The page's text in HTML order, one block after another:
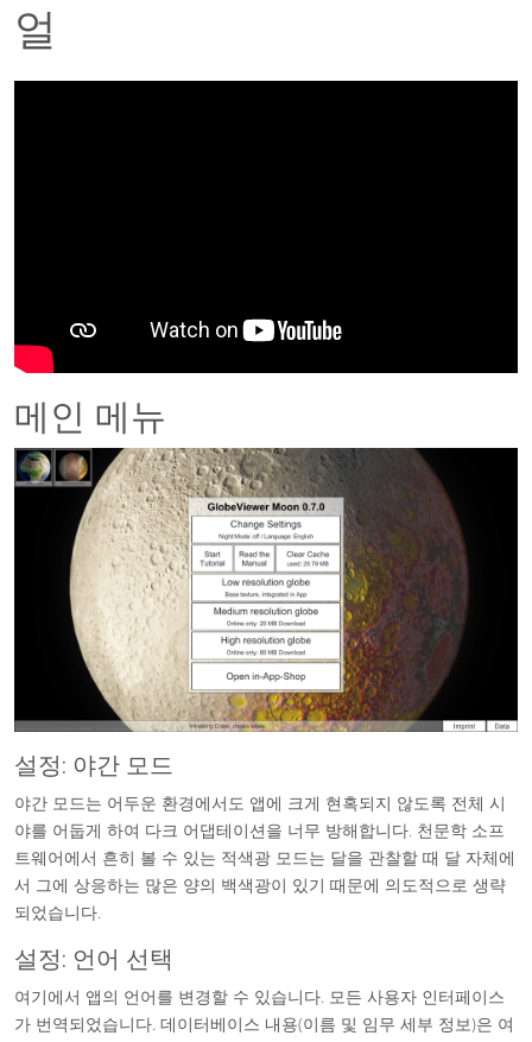
얼
메인 메뉴
설정: 야간 모드
야간 모드는 어두운 환경에서도 앱에 크게 현혹되지 않도록 전체 시
야를 어둡게 하여 다크 어댑테이션을 너무 방해합니다. 천문학 소프
트웨어에서 흔히 볼 수 있는 적색광 모드는 달을 관찰할 때 달 자체에
서 그에 상응하는 많은 양의 백색광이 있기 때문에 의도적으로 생략
되었습니다.
설정: 언어 선택
여기에서 앱의 언어를 변경할 수 있습니다. 모든 사용자 인터페이스
가 번역되었습니다. 데이터베이스 내용(이름 및 임무 세부 정보)은 여